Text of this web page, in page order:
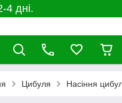
4 дні.
Цибуля Насіння